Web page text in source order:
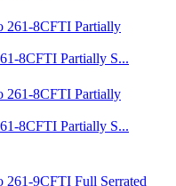
8CFTI Partially S...
8CFTI Partially S...